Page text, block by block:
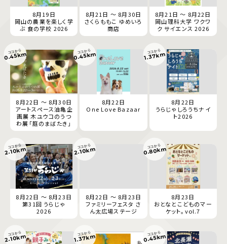
8月19日
岡山の農業を楽しく学
ぶ 食の学校 2026
8月21日 ～ 8月30日
さくらももこ ゆめいろ
商店
8月21日 ～ 8月22日
岡山理科大学 ワクワ
ク サイエンス 2026
8月22日 ～ 8月30日
アートスペース油亀企
画展 木ユウコのうつ
わ展「庭のまばたき」
ココから
0.45km
8月22日
One Love Bazaar
ココから
0.45km
8月22日
うらじゃしろうちナイ
ト2026
ココから
1.37km
8月22日 ～ 8月23日
第31回 うらじゃ
2026
ココから
2.10km
8月22日 ～ 8月23日
ファミリーフェスタ さ
ん太広場ステージ
ココから
2.10km
8月23日
おとなとこどものマー
ケット。vol.7
ココから
0.80km
ココから
2.10km ココから
1.37km ココから
0.45km